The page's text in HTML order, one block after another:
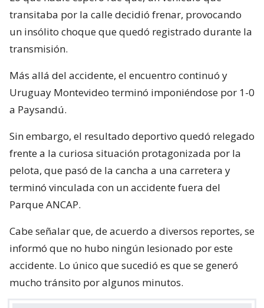
transitaba por la calle decidió frenar, provocando
un insólito choque que quedó registrado durante la
transmisión.
Más allá del accidente, el encuentro continuó y
Uruguay Montevideo terminó imponiéndose por 1-0
a Paysandú.
Sin embargo, el resultado deportivo quedó relegado
frente a la curiosa situación protagonizada por la
pelota, que pasó de la cancha a una carretera y
terminó vinculada con un accidente fuera del
Parque ANCAP.
Cabe señalar que, de acuerdo a diversos reportes, se
informó que no hubo ningún lesionado por este
accidente. Lo único que sucedió es que se generó
mucho tránsito por algunos minutos.